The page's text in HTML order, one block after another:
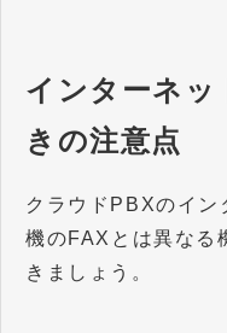
インターネッ
きの注意点
クラウドPBXのイン
機のFAXとは異なる
きましょう。